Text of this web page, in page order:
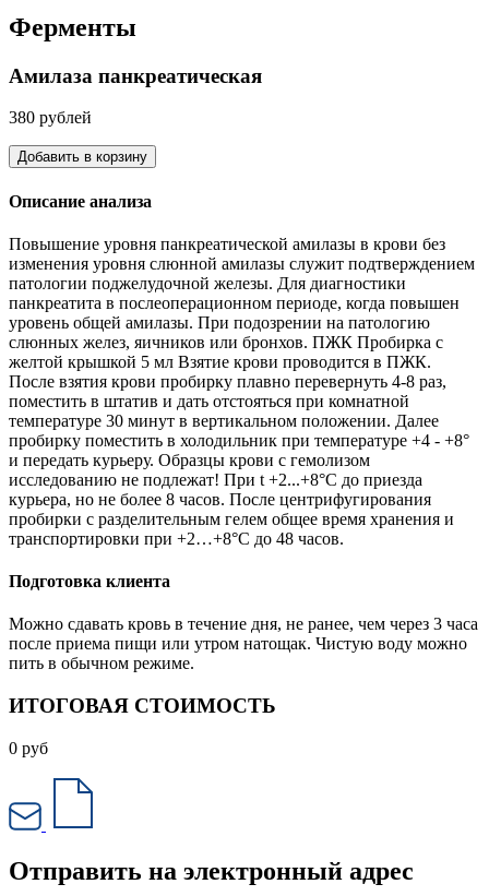
Ферменты
Амилаза панкреатическая
380 рублей
Добавить в корзину
Описание анализа
Повышение уровня панкреатической амилазы в крови без
изменения уровня слюнной амилазы служит подтверждением
патологии поджелудочной железы. Для диагностики
панкреатита в послеоперационном периоде, когда повышен
уровень общей амилазы. При подозрении на патологию
слюнных желез, яичников или бронхов. ПЖК Пробирка с
желтой крышкой 5 мл Взятие крови проводится в ПЖК.
После взятия крови пробирку плавно перевернуть 4-8 раз,
поместить в штатив и дать отстояться при комнатной
температуре 30 минут в вертикальном положении. Далее
пробирку поместить в холодильник при температуре +4 - +8°
и передать курьеру. Образцы крови с гемолизом
исследованию не подлежат! При t +2...+8°С до приезда
курьера, но не более 8 часов. После центрифугирования
пробирки с разделительным гелем общее время хранения и
транспортировки при +2…+8°С до 48 часов.
Подготовка клиента
Можно сдавать кровь в течение дня, не ранее, чем через 3 часа
после приема пищи или утром натощак. Чистую воду можно
пить в обычном режиме.
ИТОГОВАЯ СТОИМОСТЬ
0 руб
Отправить на электронный адрес